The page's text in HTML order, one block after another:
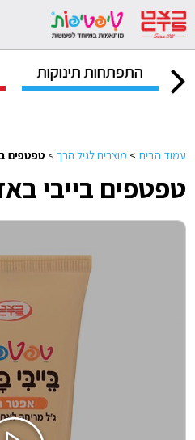
התפתחות תינוקות
עמוד הבית > מוצרים לגיל הרך > טפטפים
טפטפים בייבי